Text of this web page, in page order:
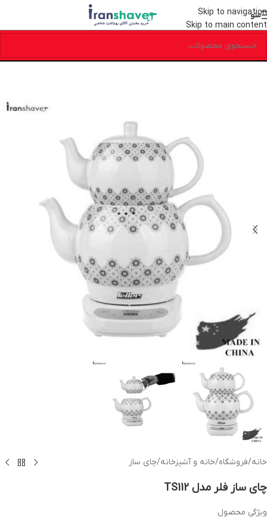
Skip to navigation
Skip to main content
منو
خانه/فروشگاه/خانه و آشپزخانه/چای ساز
چای ساز فلر مدل TS112
ویژگی محصول